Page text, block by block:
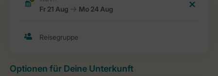
Optionen für Deine Unterkunft